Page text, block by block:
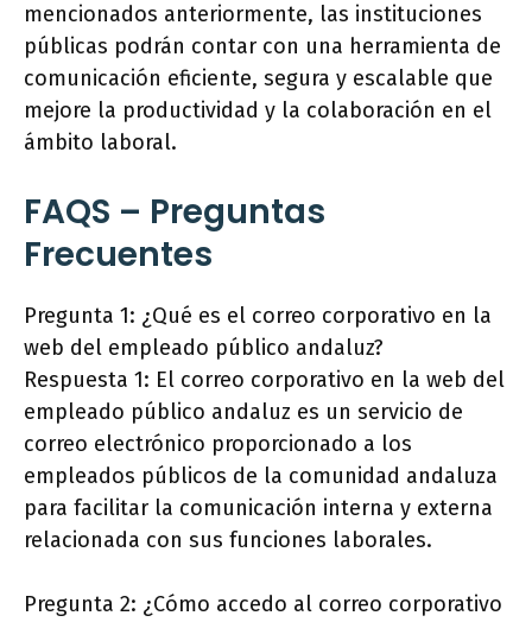
mencionados anteriormente, las instituciones
públicas podrán contar con una herramienta de
comunicación eficiente, segura y escalable que
mejore la productividad y la colaboración en el
ámbito laboral.
FAQS – Preguntas
Frecuentes
Pregunta 1: ¿Qué es el correo corporativo en la
web del empleado público andaluz?
Respuesta 1: El correo corporativo en la web del
empleado público andaluz es un servicio de
correo electrónico proporcionado a los
empleados públicos de la comunidad andaluza
para facilitar la comunicación interna y externa
relacionada con sus funciones laborales.
Pregunta 2: ¿Cómo accedo al correo corporativo